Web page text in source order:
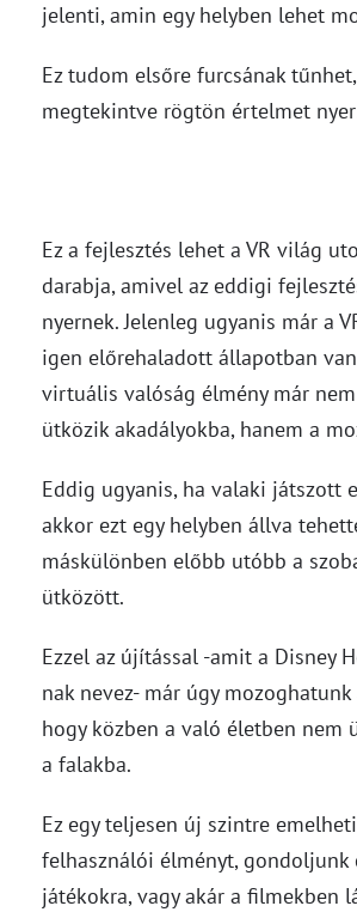
jelenti, amin egy helyben lehet
Ez tudom elsőre furcsának
megtekintve rögtön értelmet
Ez a fejlesztés lehet a VR világ
darabja, amivel az eddigi
nyernek. Jelenleg ugyanis már a
igen előrehaladott állapotban
virtuális valóság élmény már
ütközik akadályokba, hanem a
Eddig ugyanis, ha valaki játszott
akkor ezt egy helyben állva
máskülönben előbb utóbb a
ütközött.
Ezzel az újítással -amit a Disney
nak nevez- már úgy
hogy közben a való életben nem
a falakba.
Ez egy teljesen új szintre emelheti
felhasználói élményt, gondoljunk
játékokra, vagy akár a filmekben